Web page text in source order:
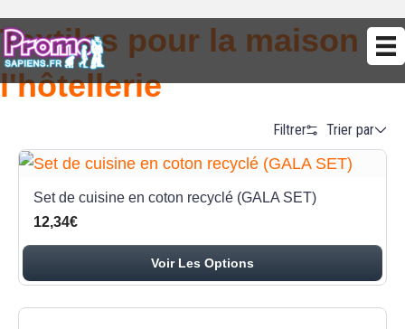
Textiles pour la maison et
l'hôtellerie
Filtrer Trier par
Alphabetical (A to Z)
Alphabetical (Z to A)
Prix (Descendant)
Set de cuisine en coton recyclé (GALA SET)
12,34€
Voir Les Options